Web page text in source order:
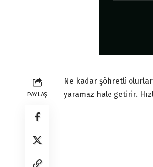
PAYLAŞ
Ne kadar şöhretli
yaramaz hale getirir.